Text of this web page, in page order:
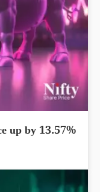
up by 13.57%